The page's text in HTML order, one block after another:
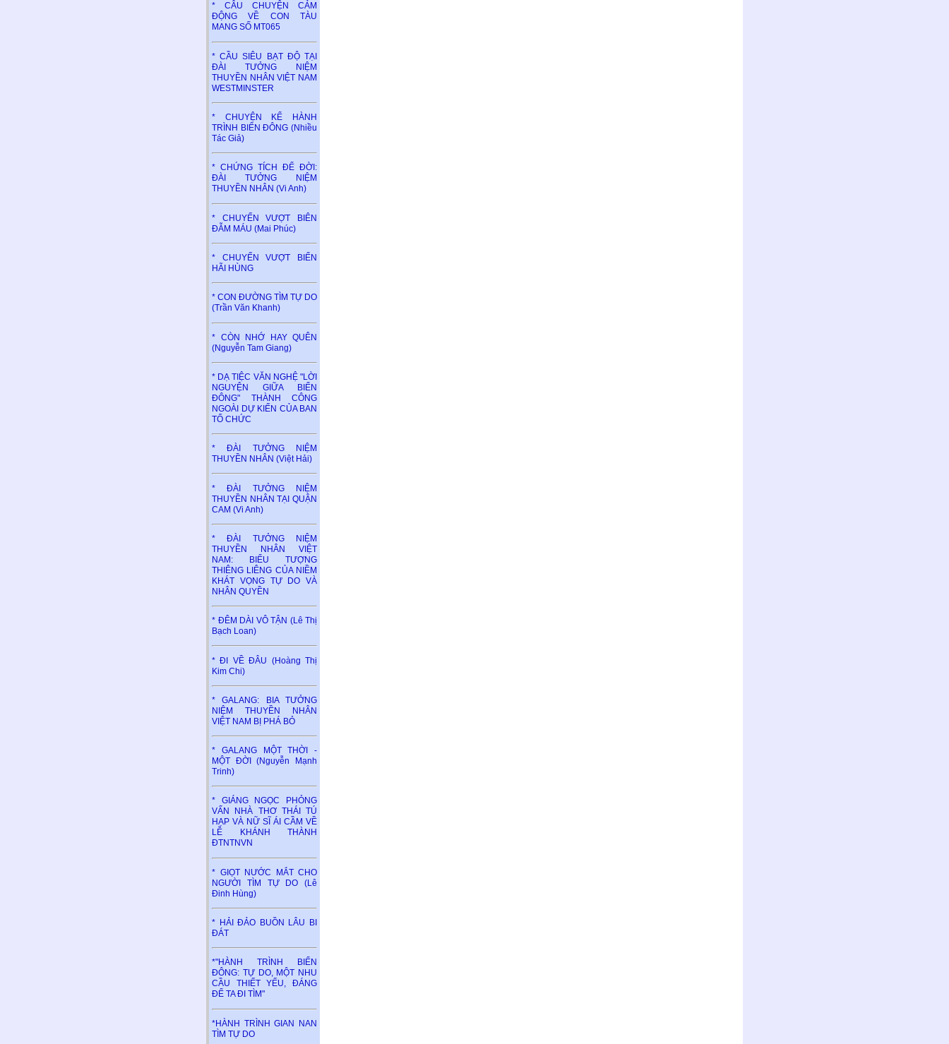
* CÂU CHUYỆN CẢM
ĐỘNG VỀ CON TÀU
MANG SỐ MT065
* CẦU SIÊU BẠT ĐỘ TẠI
ĐÀI TƯỞNG NIỆM
THUYỀN NHÂN VIỆT NAM
WESTMINSTER
* CHUYỆN KỂ HÀNH
TRÌNH BIỂN ĐÔNG (Nhiều
Tác Giả)
* CHỨNG TÍCH ĐỂ ĐỜI:
ĐÀI TƯỞNG NIỆM
THUYỀN NHÂN (Vi Anh)
* CHUYẾN VƯỢT BIÊN
ĐẪM MÁU (Mai Phúc)
* CHUYẾN VƯỢT BIỂN
HÃI HÙNG
* CON ĐƯỜNG TÌM TỰ DO
(Trần Văn Khanh)
* CÒN NHỚ HAY QUÊN
(Nguyễn Tam Giang)
* DẠ TIỆC VĂN NGHỆ "LỜI
NGUYỆN GIỮA BIỂN
ĐÔNG" THÀNH CÔNG
NGOÀI DỰ KIẾN CỦA BAN
TỔ CHỨC
* ĐÀI TƯỞNG NIỆM
THUYỀN NHÂN (Việt Hải)
* ĐÀI TƯỞNG NIỆM
THUYỀN NHÂN TẠI QUẬN
CAM (Vi Anh)
* ĐÀI TƯỞNG NIỆM
THUYỀN NHÂN VIỆT
NAM: BIỂU TƯỢNG
THIÊNG LIÊNG CỦA NIỀM
KHÁT VỌNG TỰ DO VÀ
NHÂN QUYỀN
* ĐÊM DÀI VÔ TẬN (Lê Thị
Bạch Loan)
* ĐI VỀ ĐÂU (Hoàng Thị
Kim Chi)
* GALANG: BIA TƯỞNG
NIỆM THUYỀN NHÂN
VIỆT NAM BỊ PHÁ BỎ
* GALANG MỘT THỜI -
MỘT ĐỜI (Nguyễn Mạnh
Trinh)
* GIÁNG NGỌC PHỎNG
VẤN NHÀ THƠ THÁI TÚ
HẠP VÀ NỮ SĨ ÁI CẦM VỀ
LỄ KHÁNH THÀNH
ĐTNTNVN
* GIỌT NƯỚC MẮT CHO
NGƯỜI TÌM TỰ DO (Lê
Đinh Hùng)
* HẢI ĐẢO BUỒN LÂU BI
ĐÁT
*"HÀNH TRÌNH BIỂN
ĐÔNG: TỰ DO, MỘT NHU
CẦU THIẾT YẾU, ĐÁNG
ĐỂ TA ĐI TÌM"
*HÀNH TRÌNH GIAN NAN
TÌM TỰ DO